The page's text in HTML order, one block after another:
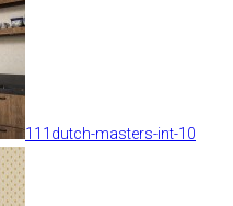
111dutch-masters-int-10